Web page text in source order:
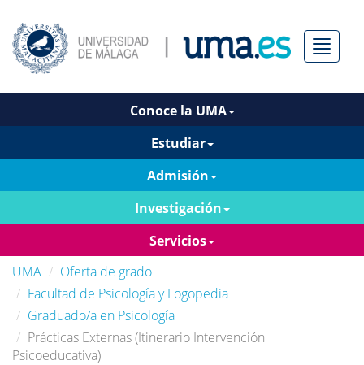
Menú
Conoce la UMA
Estudiar
Admisión
Investigación
Servicios
UMA
Oferta de grado
Facultad de Psicología y Logopedia
Graduado/a en Psicología
Prácticas Externas (Itinerario Intervención
Psicoeducativa)